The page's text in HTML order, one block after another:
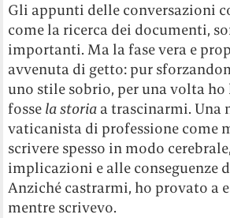
Gli appunti delle conversazioni
come la ricerca dei documenti,
importanti. Ma la fase vera e
avvenuta di getto: pur
uno stile sobrio, per una volta ho
fosse la storia a trascinarmi. Una
vaticanista di professione come
scrivere spesso in modo
implicazioni e alle conseguenze
Anziché castrarmi, ho provato a
mentre scrivevo.